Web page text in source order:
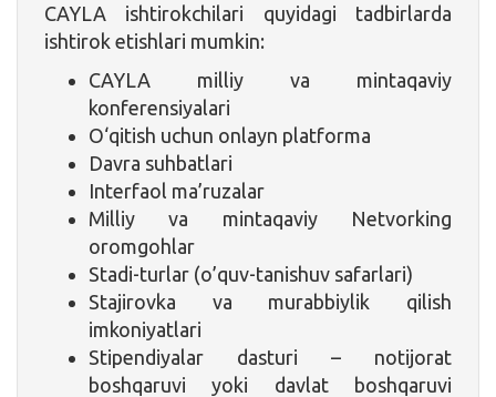
CAYLA ishtirokchilari quyidagi tadbirlarda
ishtirok etishlari mumkin:
CAYLA milliy va mintaqaviy
konferensiyalari
O‘qitish uchun onlayn platforma
Davra suhbatlari
Interfaol ma’ruzalar
Milliy va mintaqaviy Netvorking
oromgohlar
Stadi-turlar (o’quv-tanishuv safarlari)
Stajirovka va murabbiylik qilish
imkoniyatlari
Stipendiyalar dasturi – notijorat
boshqaruvi yoki davlat boshqaruvi